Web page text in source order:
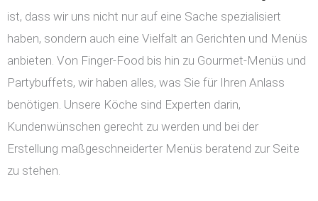
ist, dass wir uns nicht nur auf eine Sache spezialisiert
haben, sondern auch eine Vielfalt an Gerichten und Menüs
anbieten. Von Finger-Food bis hin zu Gourmet-Menüs und
Partybuffets, wir haben alles, was Sie für Ihren Anlass
benötigen. Unsere Köche sind Experten darin,
Kundenwünschen gerecht zu werden und bei der
Erstellung maßgeschneiderter Menüs beratend zur Seite
zu stehen.